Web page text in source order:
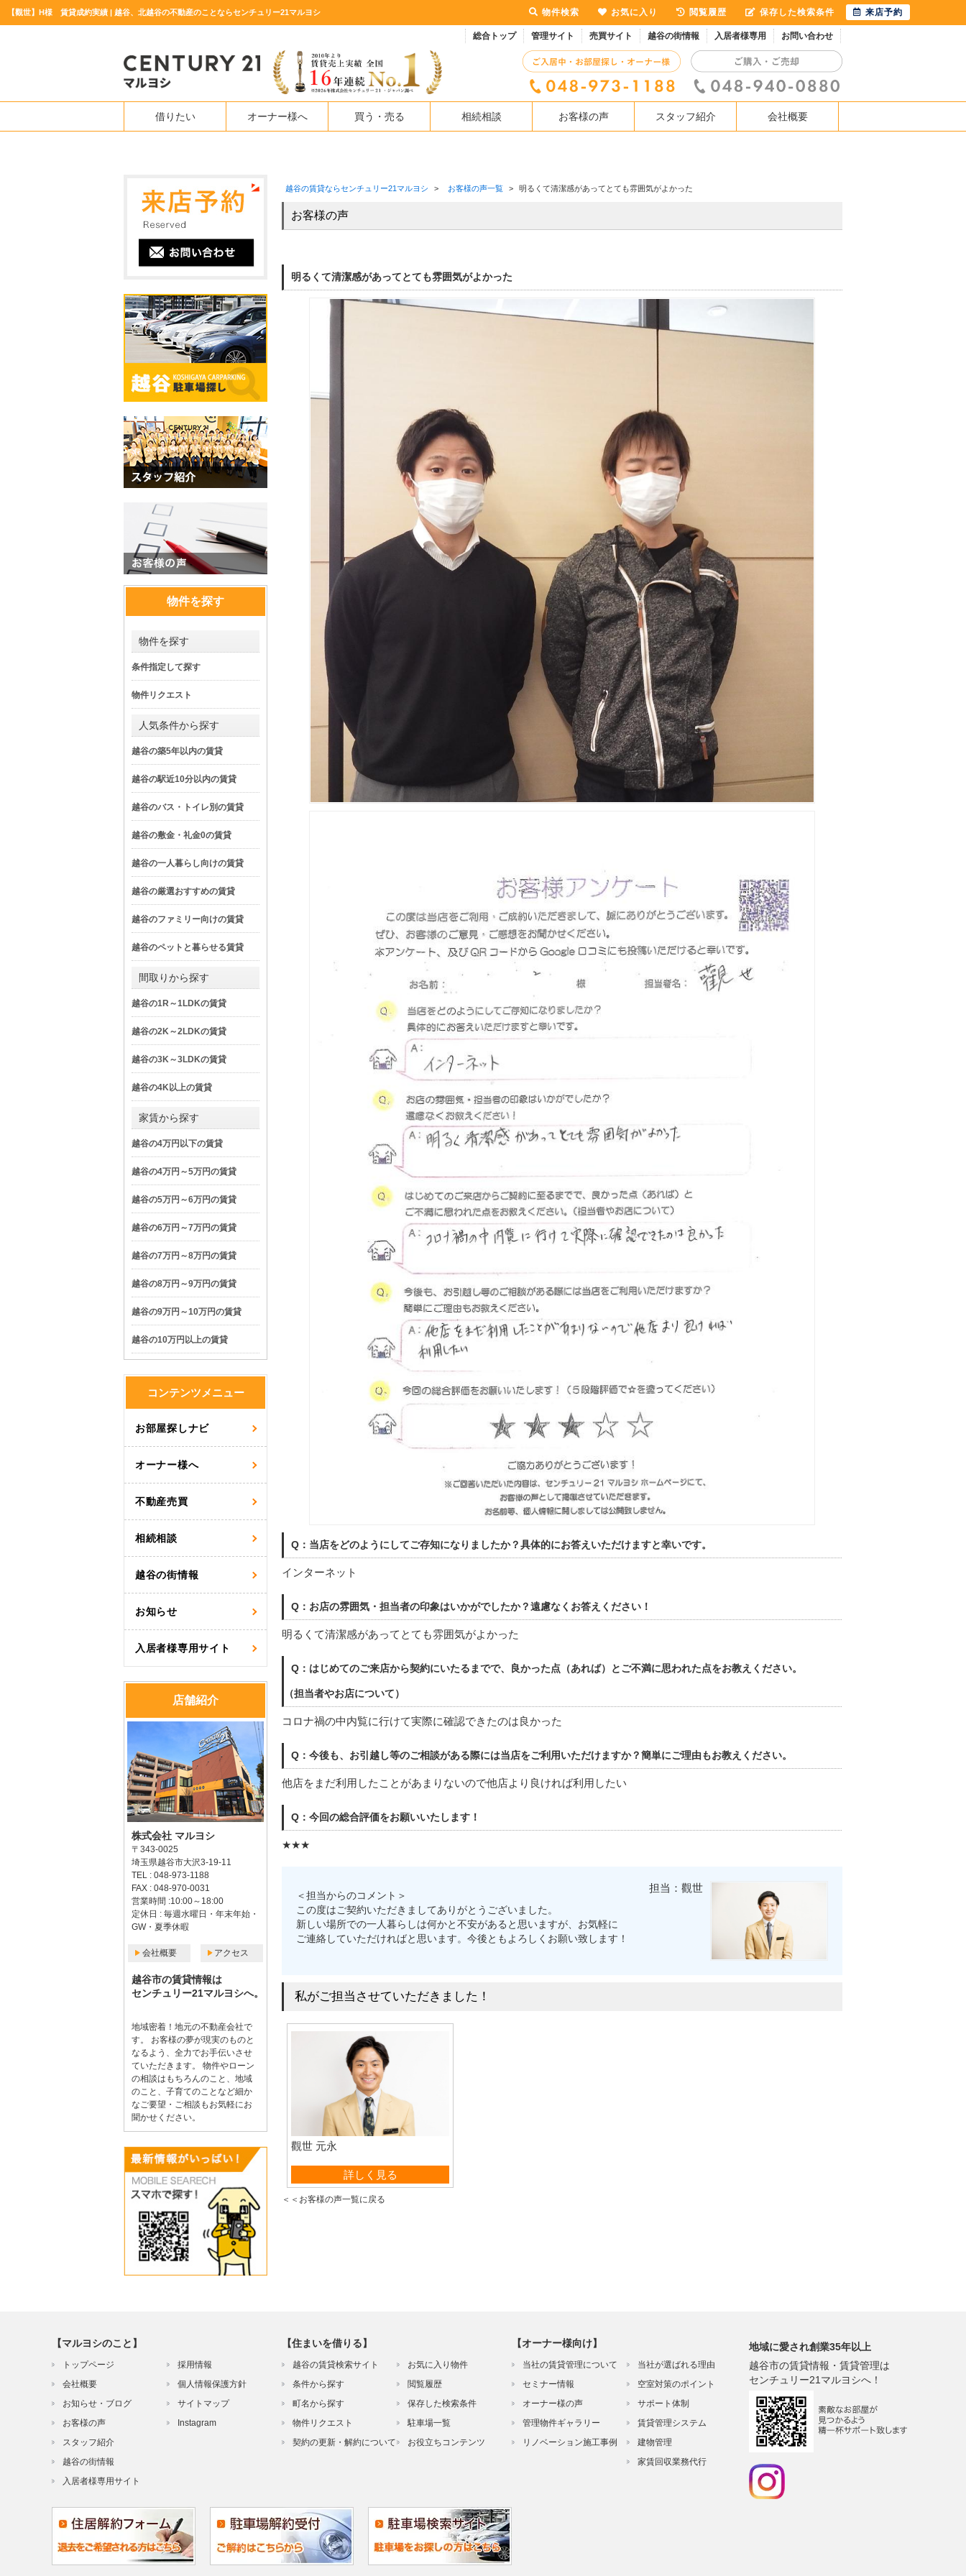
【觀世】H様 賃貸成約実績 | 越谷、北越谷の不動産のことならセンチュリー21マルヨシ
総合トップ 管理サイト 売買サイト 越谷の街情報 入居者様専用 お問い合わせ
借りたい オーナー様へ 買う・売る 相続相談 お客様の声 スタッフ紹介 会社概要
越谷の賃貸ならセンチュリー21マルヨシ > お客様の声一覧 > 明るくて清潔感があってとても雰囲気がよかった
お客様の声
明るくて清潔感があってとても雰囲気がよかった
Q：当店をどのようにしてご存知になりましたか？具体的にお答えいただけますと幸いです。
インターネット
Q：お店の雰囲気・担当者の印象はいかがでしたか？遠慮なくお答えください！
明るくて清潔感があってとても雰囲気がよかった
Q：はじめてのご来店から契約にいたるまでで、良かった点（あれば）とご不満に思われた点をお教えください。
（担当者やお店について）
コロナ禍の中内覧に行けて実際に確認できたのは良かった
Q：今後も、お引越し等のご相談がある際には当店をご利用いただけますか？簡単にご理由もお教えください。
他店をまだ利用したことがあまりないので他店より良ければ利用したい
Q：今回の総合評価をお願いいたします！
★★★
＜担当からのコメント＞
この度はご契約いただきましてありがとうございました。
新しい場所での一人暮らしは何かと不安があると思いますが、お気軽に
ご連絡していただければと思います。今後ともよろしくお願い致します！
担当：觀世
私がご担当させていただきました！
觀世 元永
賃貸営業部詳しく見る
＜＜お客様の声一覧に戻る
物件を探す
物件を探す
条件指定して探す
物件リクエスト
人気条件から探す
越谷の築5年以内の賃貸
越谷の駅近10分以内の賃貸
越谷のバス・トイレ別の賃貸
越谷の敷金・礼金0の賃貸
越谷の一人暮らし向けの賃貸
越谷の厳選おすすめの賃貸
越谷のファミリー向けの賃貸
越谷のペットと暮らせる賃貸
間取りから探す
越谷の1R～1LDKの賃貸
越谷の2K～2LDKの賃貸
越谷の3K～3LDKの賃貸
越谷の4K以上の賃貸
家賃から探す
越谷の4万円以下の賃貸
越谷の4万円～5万円の賃貸
越谷の5万円～6万円の賃貸
越谷の6万円～7万円の賃貸
越谷の7万円～8万円の賃貸
越谷の8万円～9万円の賃貸
越谷の9万円～10万円の賃貸
越谷の10万円以上の賃貸
コンテンツメニュー
お部屋探しナビ
オーナー様へ
不動産売買
相続相談
越谷の街情報
お知らせ
入居者様専用サイト
店舗紹介
株式会社 マルヨシ
〒343-0025
埼玉県越谷市大沢3-19-11
TEL : 048-973-1188
FAX : 048-970-0031
営業時間 :10:00～18:00
定休日 : 毎週水曜日・年末年始・
GW・夏季休暇
会社概要 アクセス
越谷市の賃貸情報は
センチュリー21マルヨシへ。
地域密着！地元の不動産会社で
す。 お客様の夢が現実のものと
なるよう、全力でお手伝いさせ
ていただきます。 物件やローン
の相談はもちろんのこと、地域
のこと、子育てのことなど細か
なご要望・ご相談もお気軽にお
聞かせください。
【マルヨシのこと】
トップページ
会社概要
お知らせ・ブログ
お客様の声
スタッフ紹介
越谷の街情報
入居者様専用サイト
採用情報
個人情報保護方針
サイトマップ
Instagram
【住まいを借りる】
越谷の賃貸検索サイト
条件から探す
町名から探す
物件リクエスト
契約の更新・解約について
お気に入り物件
閲覧履歴
保存した検索条件
駐車場一覧
お役立ちコンテンツ
【オーナー様向け】
当社の賃貸管理について
セミナー情報
オーナー様の声
管理物件ギャラリー
リノベーション施工事例
当社が選ばれる理由
空室対策のポイント
サポート体制
賃貸管理システム
建物管理
家賃回収業務代行
地域に愛され創業35年以上
越谷市の賃貸情報・賃貸管理は
センチュリー21マルヨシへ！
物件検索 お気に入り 閲覧履歴 保存した検索条件 来店予約